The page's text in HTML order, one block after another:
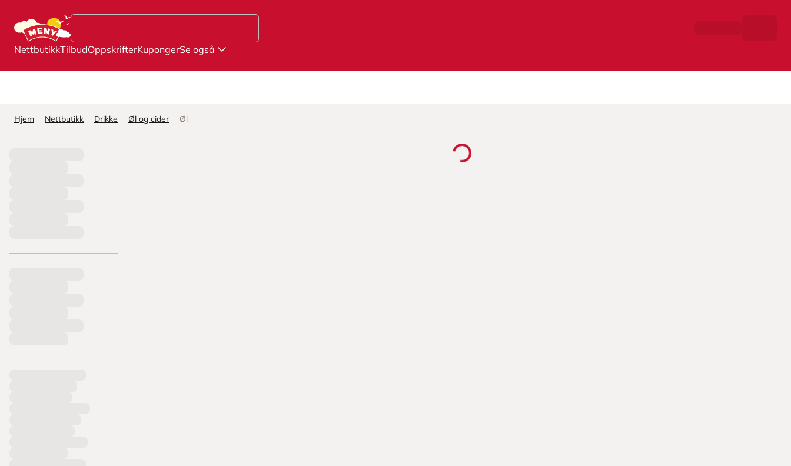
NettbutikkTilbudOppskrifterKupongerSe også
Hjem Nettbutikk Drikke Øl og cider Øl